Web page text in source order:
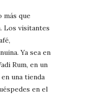
más que
Los visitantes
Ya sea en
Rum, en un
una tienda
en el